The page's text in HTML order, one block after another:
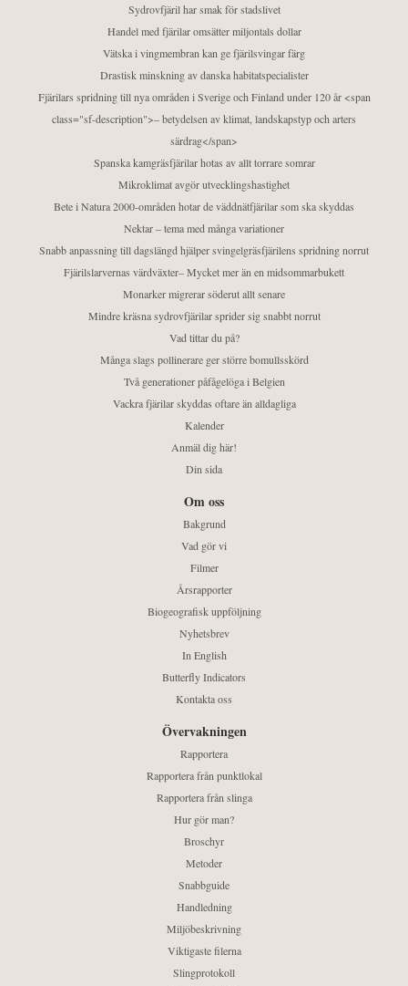
Sydrovfjäril har smak för stadslivet
Handel med fjärilar omsätter miljontals dollar
Vätska i vingmembran kan ge fjärilsvingar färg
Drastisk minskning av danska habitatspecialister
Fjärilars spridning till nya områden i Sverige och Finland under 120 år <span
class="sf-description">– betydelsen av klimat, landskapstyp och arters
särdrag</span>
Spanska kamgräsfjärilar hotas av allt torrare somrar
Mikroklimat avgör utvecklingshastighet
Bete i Natura 2000-områden hotar de väddnätfjärilar som ska skyddas
Nektar – tema med många variationer
Snabb anpassning till dagslängd hjälper svingelgräsfjärilens spridning norrut
Fjärilslarvernas värdväxter– Mycket mer än en midsommarbukett
Monarker migrerar söderut allt senare
Mindre kräsna sydrovfjärilar sprider sig snabbt norrut
Vad tittar du på?
Många slags pollinerare ger större bomullsskörd
Två generationer påfågelöga i Belgien
Vackra fjärilar skyddas oftare än alldagliga
Kalender
Anmäl dig här!
Din sida
Om oss
Bakgrund
Vad gör vi
Filmer
Årsrapporter
Biogeografisk uppföljning
Nyhetsbrev
In English
Butterfly Indicators
Kontakta oss
Övervakningen
Rapportera
Rapportera från punktlokal
Rapportera från slinga
Hur gör man?
Broschyr
Metoder
Snabbguide
Handledning
Miljöbeskrivning
Viktigaste filerna
Slingprotokoll